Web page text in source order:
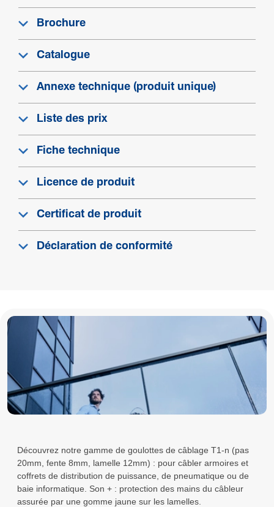
Brochure
Catalogue
Annexe technique (produit unique)
Liste des prix
Fiche technique
Licence de produit
Certificat de produit
Déclaration de conformité
Découvrez notre gamme de goulottes de câblage T1-n (pas
20mm, fente 8mm, lamelle 12mm) : pour câbler armoires et
coffrets de distribution de puissance, de pneumatique ou de
baie informatique. Son + : protection des mains du câbleur
assurée par une gomme jaune sur les lamelles.